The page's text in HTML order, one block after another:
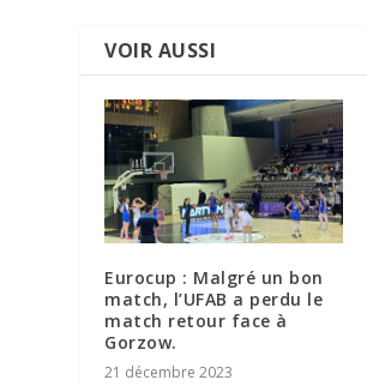
VOIR AUSSI
Eurocup : Malgré un bon
match, l’UFAB a perdu le
match retour face à
Gorzow.
21 décembre 2023